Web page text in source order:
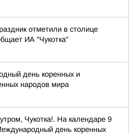
отметили в столице
ИА "Чукотка"
день коренных и
народов мира
Чукотка!. На календаре 9
день коренных